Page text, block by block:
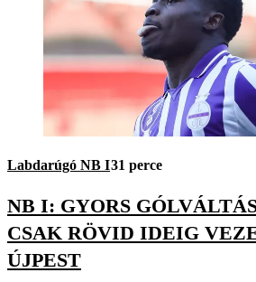
Labdarúgó NB I31 perce
NB I: GYORS
CSAK RÖVID IDEIG
ÚJPEST